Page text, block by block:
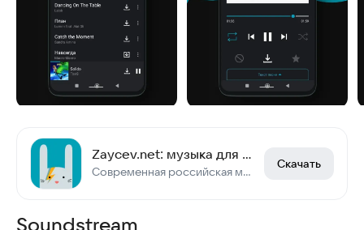
Zaycev.net: музыка для каждого
Современная российская музыка
Скачать
Soundstream